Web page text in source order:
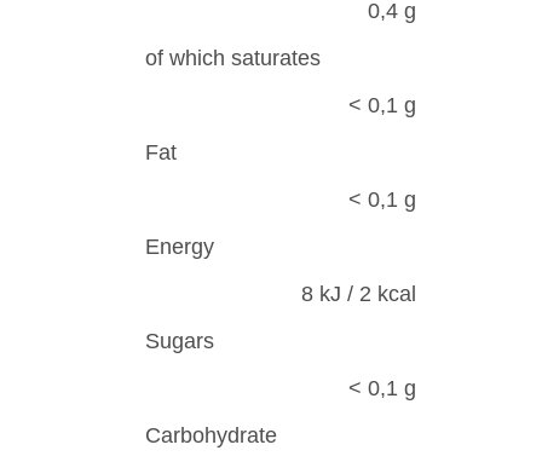
0,4 g
of which saturates
< 0,1 g
Fat
< 0,1 g
Energy
8 kJ / 2 kcal
Sugars
< 0,1 g
Carbohydrate